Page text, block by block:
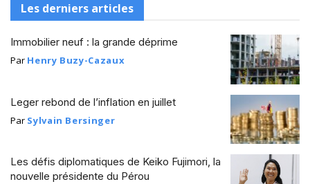
Les derniers articles
Immobilier neuf : la grande déprime
Par Henry Buzy-Cazaux
Leger rebond de l’inflation en juillet
Par Sylvain Bersinger
Les défis diplomatiques de Keiko Fujimori, la
nouvelle présidente du Pérou